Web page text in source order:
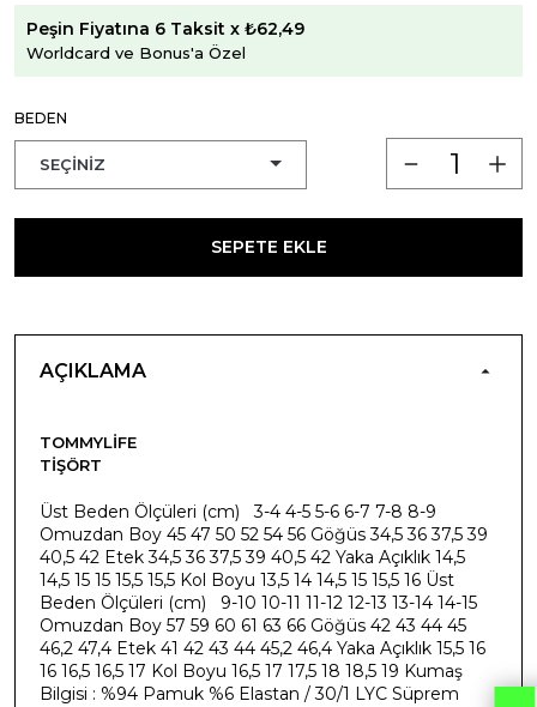
Peşin Fiyatına 6 Taksit x ₺62,49
Worldcard ve Bonus'a Özel
BEDEN
SEPETE EKLE
AÇIKLAMA
TOMMYLIFE
TIŞÖRT
Üst Beden Ölçüleri (cm) 3-4 4-5 5-6 6-7 7-8 8-9
Omuzdan Boy 45 47 50 52 54 56 Göğüs 34,5 36 37,5 39
40,5 42 Etek 34,5 36 37,5 39 40,5 42 Yaka Açıklık 14,5
14,5 15 15 15,5 15,5 Kol Boyu 13,5 14 14,5 15 15,5 16 Üst
Beden Ölçüleri (cm) 9-10 10-11 11-12 12-13 13-14 14-15
Omuzdan Boy 57 59 60 61 63 66 Göğüs 42 43 44 45
46,2 47,4 Etek 41 42 43 44 45,2 46,4 Yaka Açıklık 15,5 16
16 16,5 16,5 17 Kol Boyu 16,5 17 17,5 18 18,5 19 Kumaş
Bilgisi : %94 Pamuk %6 Elastan / 30/1 LYC Süprem